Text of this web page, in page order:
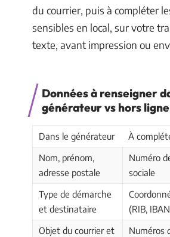
du courrier, puis à compléter
sensibles en local, sur votre
texte, avant impression ou
Données à renseigner
générateur vs hors ligne
Dans le générateur
À
Nom, prénom,
adresse postale
Numéro
sociale
Type de démarche
et destinataire
(RIB,
Objet du courrier et
Numéros